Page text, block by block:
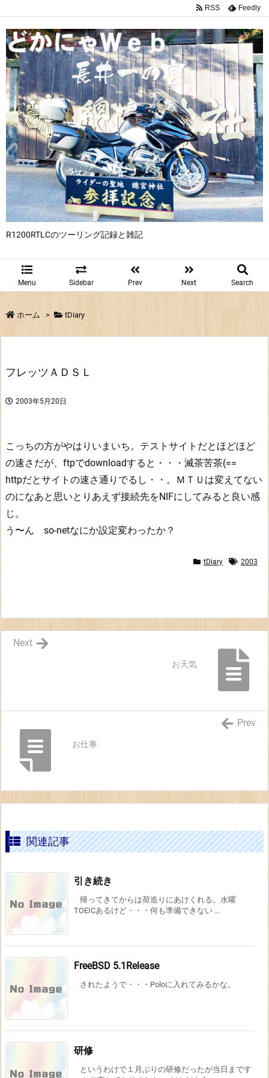
R1200RTLCのツーリング記録と雑記
Menu Sidebar Prev Next Search
RSS Feedly
ホーム > tDiary
フレッツＡＤＳＬ
2003年5月20日
こっちの方がやはりいまいち。テストサイトだとほどほど
の速さだが、ftpでdownloadすると・・・滅茶苦茶(==
httpだとサイトの速さ通りでるし・・。ＭＴＵは変えてない
のになあと思いとりあえず接続先をNIFにしてみると良い感
じ。
う〜ん so-netなにか設定変わったか？
tDiary 2003
お天気
Next
お仕事
Prev
関連記事
引き続き
帰ってきてからは荷造りにあけくれる。水曜
TOEICあるけど・・・何も準備できない ...
FreeBSD 5.1Release
されたようで・・・Poloに入れてみるかな。
研修
というわけで１月ぶりの研修だったが当日まです